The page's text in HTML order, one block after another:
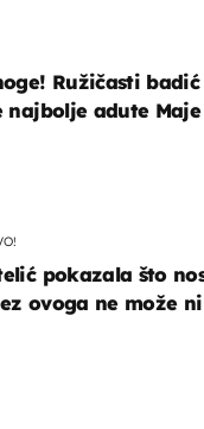
Ružičasti badić
najbolje adute Maje
pokazala što
ovoga ne može